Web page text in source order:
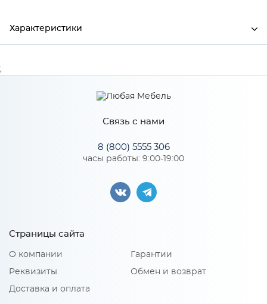
Характеристики
Связь с нами
8 (800) 5555 306
часы работы: 9:00-19:00
Страницы сайта
О компании
Реквизиты
Доставка и оплата
Гарантии
Обмен и возврат
;